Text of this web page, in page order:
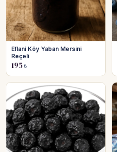
Eflani Köy Yaban Mersini
Reçeli
195 ₺